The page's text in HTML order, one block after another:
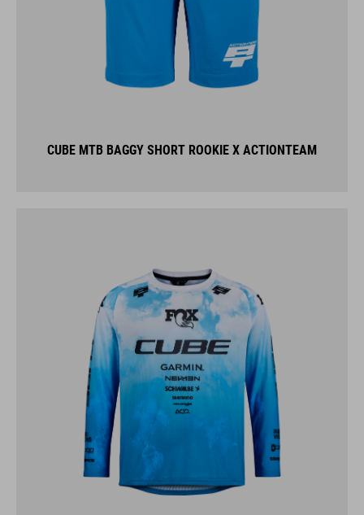
CUBE MTB BAGGY SHORT ROOKIE X ACTIONTEAM